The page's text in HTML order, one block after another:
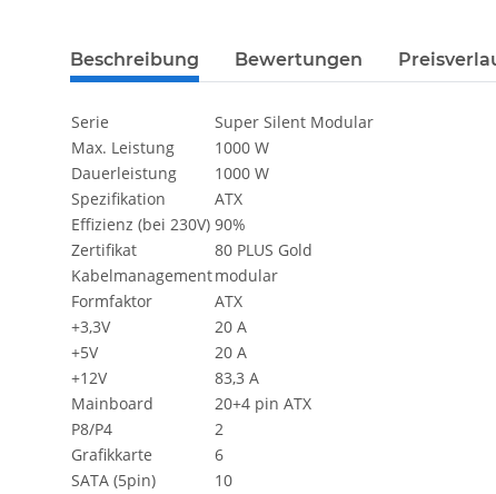
weitere Registerkarten anzeigen
Beschreibung Bewertungen
Serie
Super Silent Modular
Max. Leistung
1000 W
Dauerleistung
1000 W
Spezifikation
ATX
Effizienz (bei 230V) 90%
Zertifikat
80 PLUS Gold
Kabelmanagementmodular
Formfaktor
ATX
+3,3V
20 A
+5V
20 A
+12V
83,3 A
Mainboard
20+4 pin ATX
P8/P4
2
Grafikkarte
6
SATA (5pin)
10